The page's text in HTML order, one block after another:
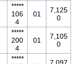
*****
106
4
01
7,125
0
*****
200
4
01
7,105
0
*****